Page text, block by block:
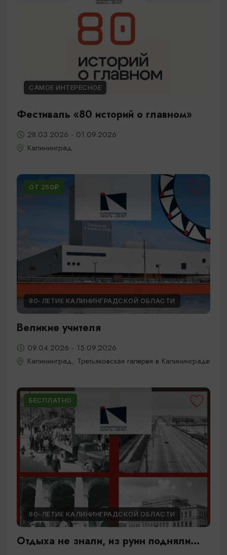
САМОЕ ИНТЕРЕСНОЕ
Фестиваль «80 историй о главном»
28.03.2026 - 01.09.2026
Калининград
ОТ 250₽
80-ЛЕТИЕ КАЛИНИНГРАДСКОЙ ОБЛАСТИ
Великие учителя
09.04.2026 - 15.09.2026
Калининград, Третьяковская галерея в Калининграде
БЕСПЛАТНО
80-ЛЕТИЕ КАЛИНИНГРАДСКОЙ ОБЛАСТИ
Отдыха не знали, из руин подняли...